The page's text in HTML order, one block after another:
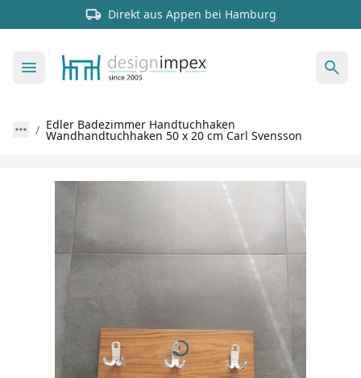
Direkt aus Appen bei Hamburg
Edler Badezimmer Handtuchhaken
Wandhandtuchhaken 50 x 20 cm Carl Svensson